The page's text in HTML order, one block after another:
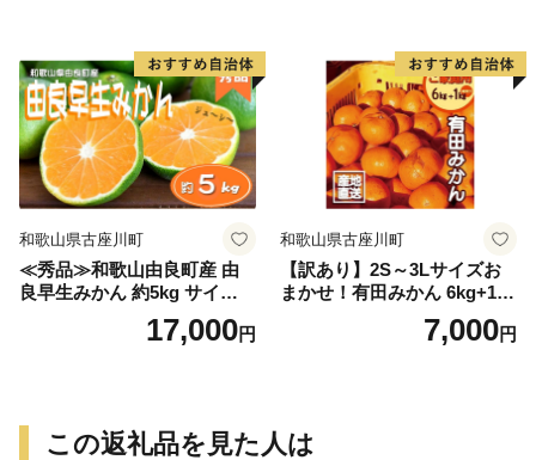
ん 和歌山 ご家庭用
和歌山県古座川町
≪秀品≫和歌山由良町産 由
良早生みかん 約5kg サイズお
まかせ【sml106C】17,000円
和歌山県古座川町
【訳あり】2S～3Lサイズお
まかせ！有田みかん 6kg+1kg
保証分 11月から12月下旬ま
でに順次発送致します。 / 訳
7,000円
この返礼品を見た人は